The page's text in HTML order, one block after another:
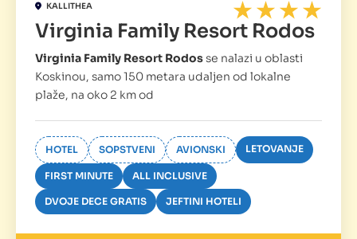
KALLITHEA
Virginia Family Resort Rodos
Virginia Family Resort Rodosse nalazi u oblasti
Koskinou, samo 150 metara udaljen od lokalne
plaže, na oko 2 km od
HOTEL SOPSTVENI AVIONSKI LETOVANJE
FIRST MINUTE ALL INCLUSIVE
DVOJE DECE GRATIS JEFTINI HOTELI